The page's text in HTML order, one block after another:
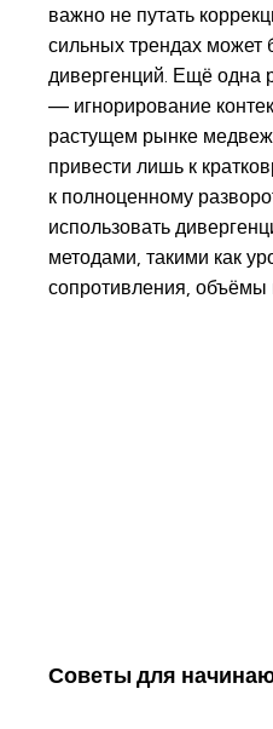
важно не путать
сильных трендах может
дивергенций. Ещё одна
— игнорирование
растущем рынке
привести лишь к
к полноценному
использовать
методами, такими как
сопротивления, объёмы
Советы для